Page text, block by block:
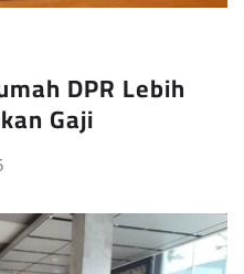
DPR Lebih
Gaji